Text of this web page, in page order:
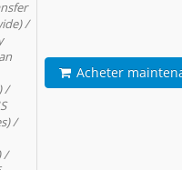
/
/
/
/
Acheter